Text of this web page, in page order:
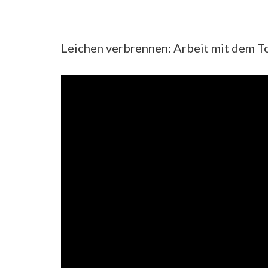
Leichen verbrennen: Arbeit mit dem